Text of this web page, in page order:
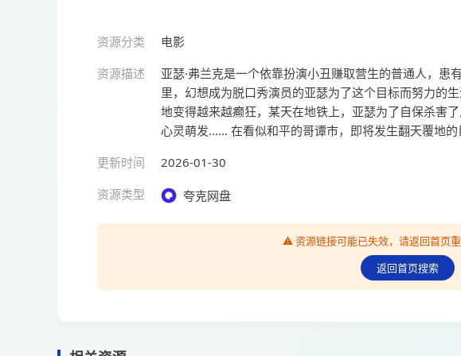
资源分类
电影
资源描述
亚瑟·弗兰克是一个依靠扮演小丑赚取营生的普通人，
里，幻想成为脱口秀演员的亚瑟为了这个目标而努力的
地变得越来越癫狂，某天在地铁上，亚瑟为了自保杀害
心灵萌发…… 在看似和平的哥谭市，即将发生翻天覆地的
更新时间
2026-01-30
资源类型
夸克网盘
⚠️ 资源链接可能已失效，请返回首页
返回首页搜索